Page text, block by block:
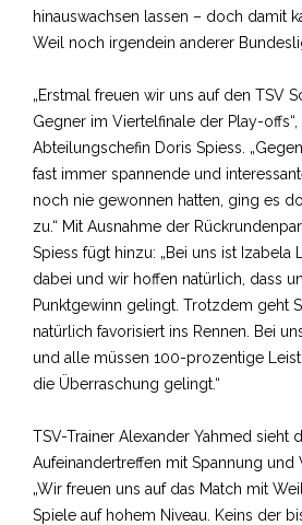
hinauswachsen lassen – doch damit
Weil noch irgendein anderer
„Erstmal freuen wir uns auf den TSV
Gegner im Viertelfinale der Play-offs“,
Abteilungschefin Doris Spiess.
fast immer spannende und
noch nie gewonnen hatten, ging es
zu.“ Mit Ausnahme der
Spiess fügt hinzu: „Bei uns ist
dabei und wir hoffen natürlich, dass
Punktgewinn gelingt. Trotzdem geht
natürlich favorisiert ins Rennen. Bei
und alle müssen 100-prozentige
die Überraschung gelingt.“
TSV-Trainer Alexander Yahmed sieht
Aufeinandertreffen mit Spannung und
„Wir freuen uns auf das Match mit
Spiele auf hohem Niveau. Keins der